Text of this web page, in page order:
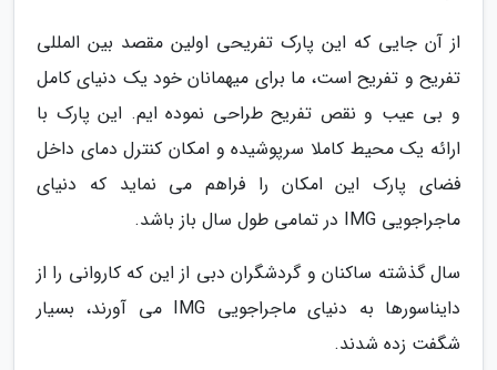
از آن جایی که این پارک تفریحی اولین مقصد بین المللی
تفریح و تفریح است، ما برای میهمانان خود یک دنیای کامل
و بی عیب و نقص تفریح طراحی نموده ایم. این پارک با
ارائه یک محیط کاملا سرپوشیده و امکان کنترل دمای داخل
فضای پارک این امکان را فراهم می نماید که دنیای
ماجراجویی IMG در تمامی طول سال باز باشد.
سال گذشته ساکنان و گردشگران دبی از این که کاروانی را از
دایناسورها به دنیای ماجراجویی IMG می آورند، بسیار
شگفت زده شدند.